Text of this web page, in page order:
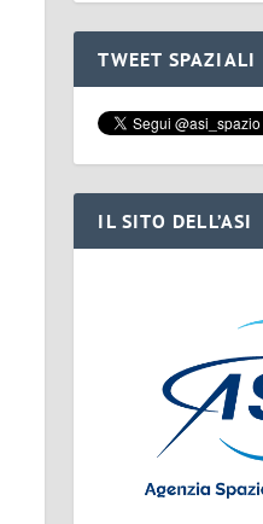
TWEET SPAZIALI
IL SITO DELL’ASI